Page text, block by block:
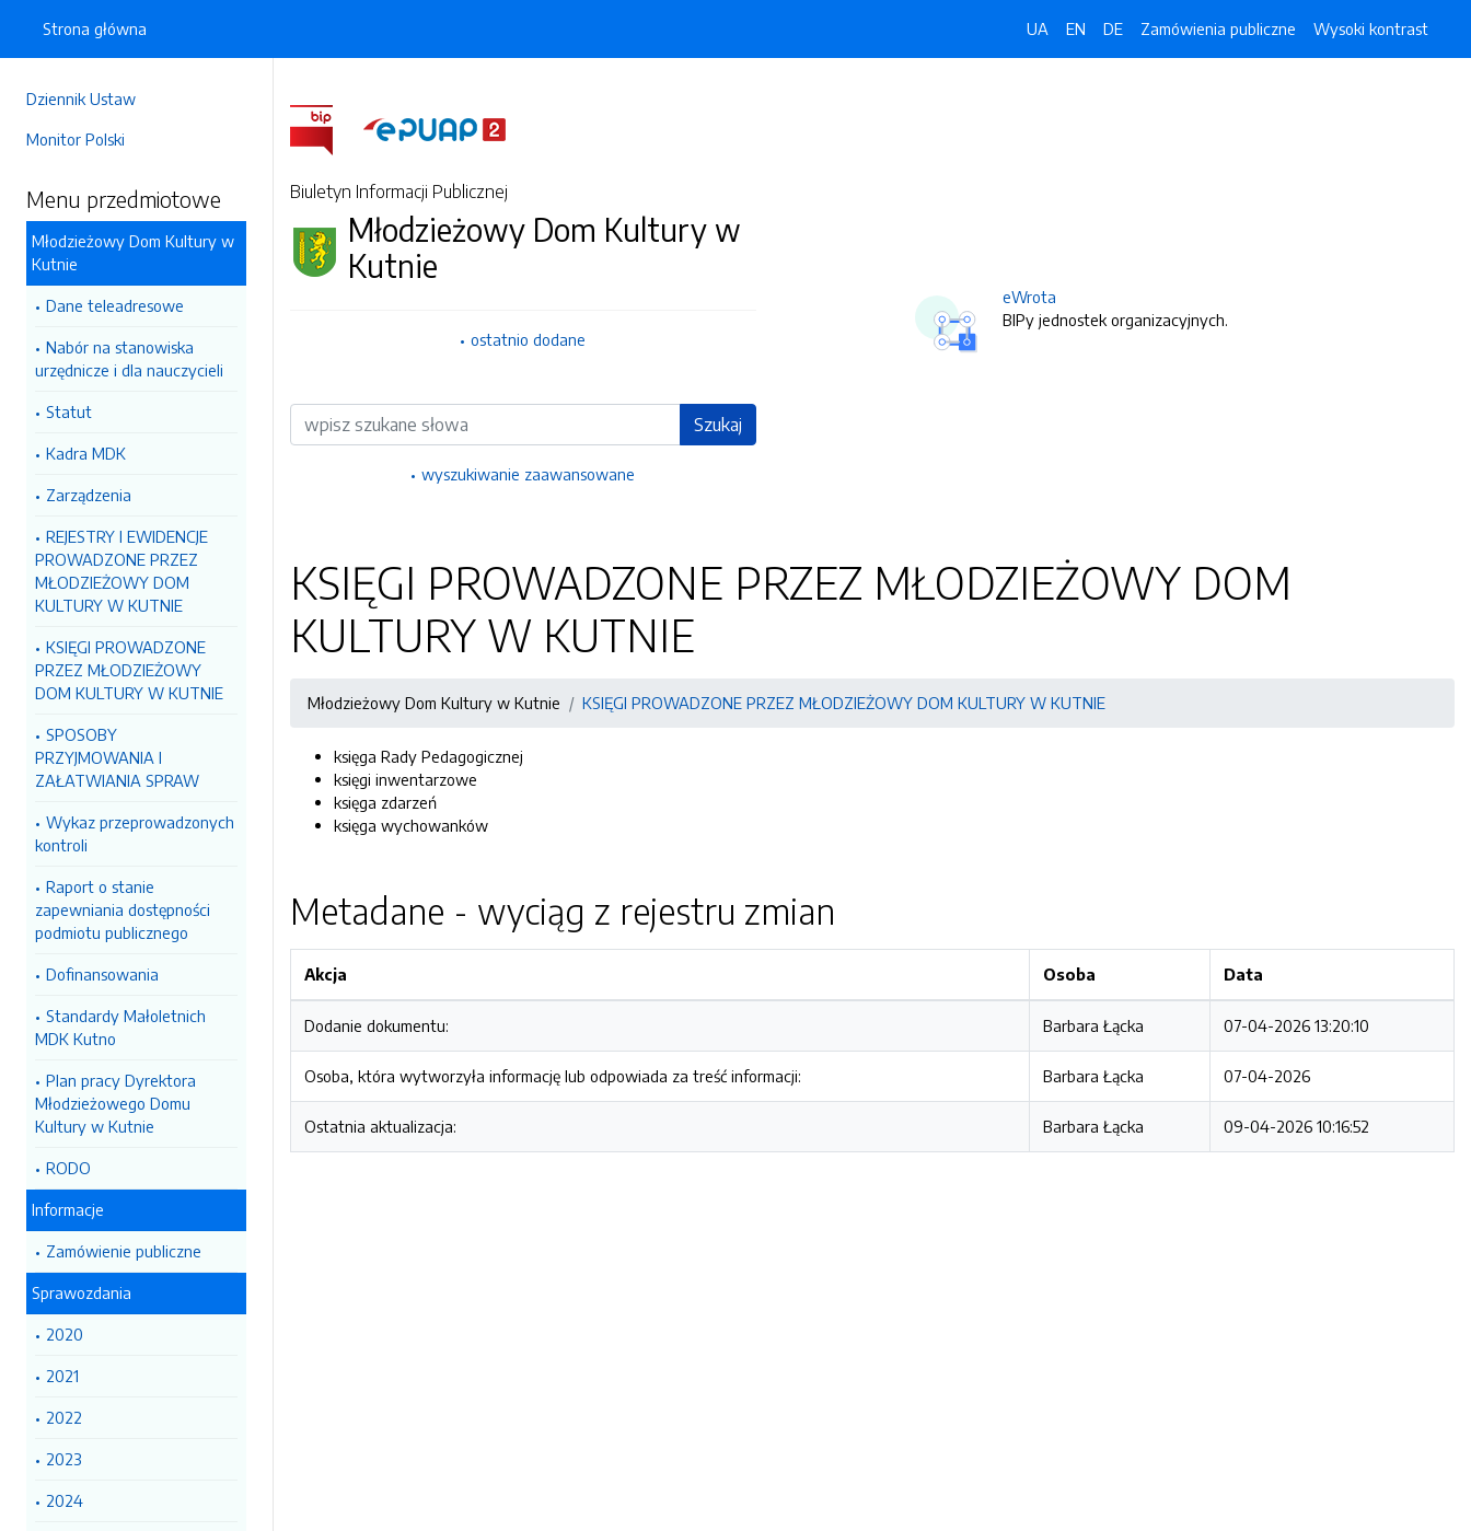
Dziennik Ustaw
Monitor Polski
Menu przedmiotowe
Młodzieżowy Dom Kultury w
Kutnie
Dane teleadresowe
Nabór na stanowiska
urzędnicze i dla nauczycieli
Statut
Kadra MDK
Zarządzenia
REJESTRY I EWIDENCJE
PROWADZONE PRZEZ
MŁODZIEŻOWY DOM
KULTURY W KUTNIE
KSIĘGI PROWADZONE
PRZEZ MŁODZIEŻOWY
DOM KULTURY W KUTNIE
SPOSOBY
PRZYJMOWANIA I
ZAŁATWIANIA SPRAW
Wykaz przeprowadzonych
kontroli
Raport o stanie
zapewniania dostępności
podmiotu publicznego
Dofinansowania
Standardy Małoletnich
MDK Kutno
Plan pracy Dyrektora
Młodzieżowego Domu
Kultury w Kutnie
RODO
Informacje
Zamówienie publiczne
Sprawozdania
2020
2021
2022
2023
2024
Strona główna UA EN DE Zamówienia publiczne Wysoki kontrast
Biuletyn Informacji Publicznej
Młodzieżowy Dom Kultury w
Kutnie
ostatnio dodane
Wyszukiwarka Szukaj
wyszukiwanie zaawansowane
eWrota
BIPy jednostek organizacyjnych.
KSIĘGI PROWADZONE PRZEZ MŁODZIEŻOWY DOM
KULTURY W KUTNIE
Młodzieżowy Dom Kultury w Kutnie KSIĘGI PROWADZONE PRZEZ MŁODZIEŻOWY DOM KULTURY W KUTNIE
księga Rady Pedagogicznej
księgi inwentarzowe
księga zdarzeń
księga wychowanków
Metadane - wyciąg z rejestru zmian
Akcja Osoba Data
Dodanie dokumentu: Barbara Łącka 07-04-2026 13:20:10
Osoba, która wytworzyła informację lub odpowiada za treść informacji: Barbara Łącka 07-04-2026
Ostatnia aktualizacja: Barbara Łącka 09-04-2026 10:16:52